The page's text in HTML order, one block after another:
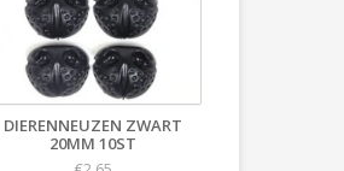
DIERENNEUZEN ZWART
20MM 10ST